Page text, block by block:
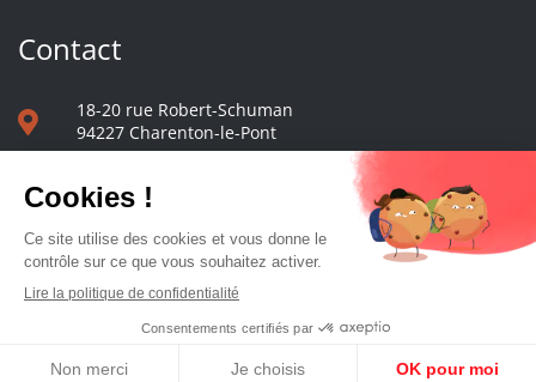
Contact
18-20 rue Robert-Schuman
94227 Charenton-le-Pont